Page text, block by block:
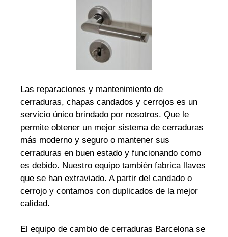
Las reparaciones y mantenimiento de
cerraduras, chapas candados y cerrojos es un
servicio único brindado por nosotros. Que le
permite obtener un mejor sistema de cerraduras
más moderno y seguro o mantener sus
cerraduras en buen estado y funcionando como
es debido. Nuestro equipo también fabrica llaves
que se han extraviado. A partir del candado o
cerrojo y contamos con duplicados de la mejor
calidad.
El equipo de cambio de cerraduras Barcelona se